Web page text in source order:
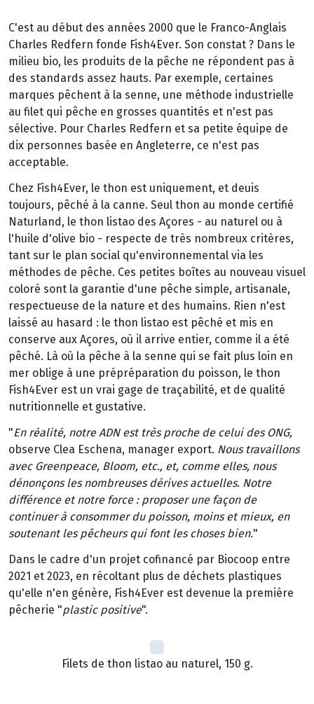
C'est au début des années 2000 que le Franco-Anglais
Charles Redfern fonde Fish4Ever. Son constat ? Dans le
milieu bio, les produits de la pêche ne répondent pas à
des standards assez hauts. Par exemple, certaines
marques pêchent à la senne, une méthode industrielle
au filet qui pêche en grosses quantités et n'est pas
sélective. Pour Charles Redfern et sa petite équipe de
dix personnes basée en Angleterre, ce n'est pas
acceptable.
Chez Fish4Ever, le thon est uniquement, et deuis
toujours, pêché à la canne. Seul thon au monde certifié
Naturland, le thon listao des Açores - au naturel ou à
l'huile d'olive bio - respecte de très nombreux critères,
tant sur le plan social qu'environnemental via les
méthodes de pêche. Ces petites boîtes au nouveau visuel
coloré sont la garantie d'une pêche simple, artisanale,
respectueuse de la nature et des humains. Rien n'est
laissé au hasard : le thon listao est pêché et mis en
conserve aux Açores, où il arrive entier, comme il a été
pêché. Là où la pêche à la senne qui se fait plus loin en
mer oblige à une prépréparation du poisson, le thon
Fish4Ever est un vrai gage de traçabilité, et de qualité
nutritionnelle et gustative.
"En réalité, notre ADN est très proche de celui des ONG,
observe Clea Eschena, manager export. Nous travaillons
avec Greenpeace, Bloom, etc., et, comme elles, nous
dénonçons les nombreuses dérives actuelles. Notre
différence et notre force : proposer une façon de
continuer à consommer du poisson, moins et mieux, en
soutenant les pêcheurs qui font les choses bien."
Dans le cadre d'un projet cofinancé par Biocoop entre
2021 et 2023, en récoltant plus de déchets plastiques
qu'elle n'en génère, Fish4Ever est devenue la première
pêcherie "plastic positive".
Filets de thon listao au naturel, 150 g.